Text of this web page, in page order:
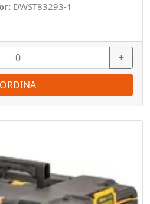
DWST83293-1
+
ORDINA